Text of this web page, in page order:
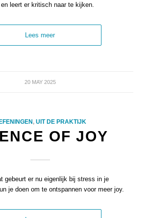
leert er kritisch naar te kijken.
Lees meer
20 MAY 2025
, UIT DE PRAKTIJK
OF JOY
gebeurt er nu eigenlijk bij stress in je
je doen om te ontspannen voor meer joy.